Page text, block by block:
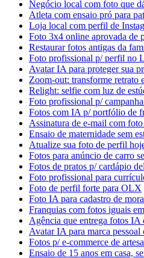
Negócio local com foto que
Atleta com ensaio pró para
Loja local com perfil de
Foto 3x4 online aprovada de
Restaurar fotos antigas da
Foto profissional p/ perfil no
Avatar IA para proteger sua
Zoom-out: transforme retrato
Relight: selfie com luz de
Foto profissional p/
Fotos com IA p/ portfólio de
Assinatura de e-mail com
Ensaio de maternidade sem
Atualize sua foto de perfil
Fotos para anúncio de carro
Fotos de pratos p/ cardápio
Foto profissional para
Foto de perfil forte para OLX
Foto IA para cadastro de
Franquias com fotos iguais
Agência que entrega fotos IA
Avatar IA para marca pessoal
Fotos p/ e-commerce de
Ensaio de 15 anos em casa,